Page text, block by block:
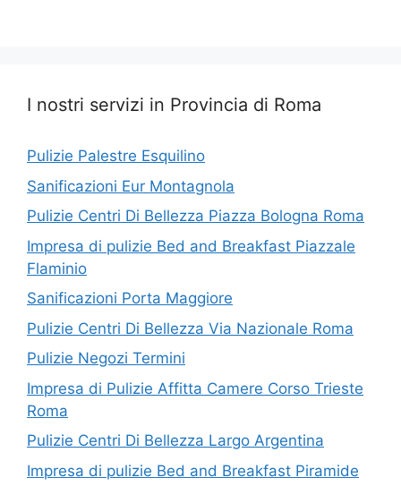
I nostri servizi in Provincia di Roma
Pulizie Palestre Esquilino
Sanificazioni Eur Montagnola
Pulizie Centri Di Bellezza Piazza Bologna Roma
Impresa di pulizie Bed and Breakfast Piazzale
Flaminio
Sanificazioni Porta Maggiore
Pulizie Centri Di Bellezza Via Nazionale Roma
Pulizie Negozi Termini
Impresa di Pulizie Affitta Camere Corso Trieste
Roma
Pulizie Centri Di Bellezza Largo Argentina
Impresa di pulizie Bed and Breakfast Piramide